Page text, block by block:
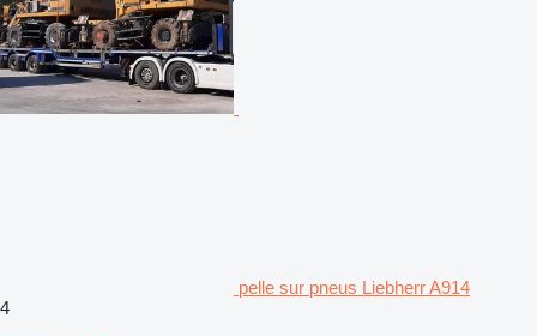
pelle sur pneus Liebherr A914
4